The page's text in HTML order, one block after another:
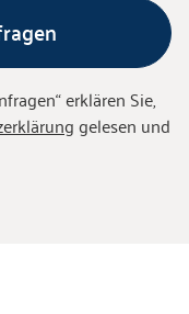
“ erklären Sie,
gelesen und